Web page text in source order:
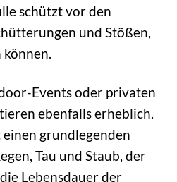
schützt vor den
und Stößen,
Events oder privaten
ebenfalls erheblich.
grundlegenden
Tau und Staub, der
Lebensdauer der